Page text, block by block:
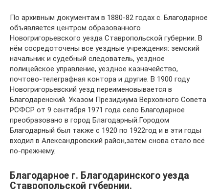
По архивным документам в 1880-82 годах с. Благодарное
объявляется центром образованного
Новогригорьевского уезда Ставропольской губернии. В
нём сосредоточены все уездные учреждения: земский
начальник и судебный следователь, уездное
полицейское управление, уездное казначейство,
почтово-телеграфная контора и другие. В 1900 году
Новогригорьевский уезд переименовывается в
Благодаренский. Указом Президиума Верховного Совета
РСФСР от 9 сентября 1971 года село Благодарное
преобразовано в город Благодарный.Городом
Благодарный был также с 1920 по 1922год и в эти годы
входил в Александровский район,затем снова стало всё
по-прежнему.
Благодарное г. Благодаринского уезда
Ставропольской губернии.